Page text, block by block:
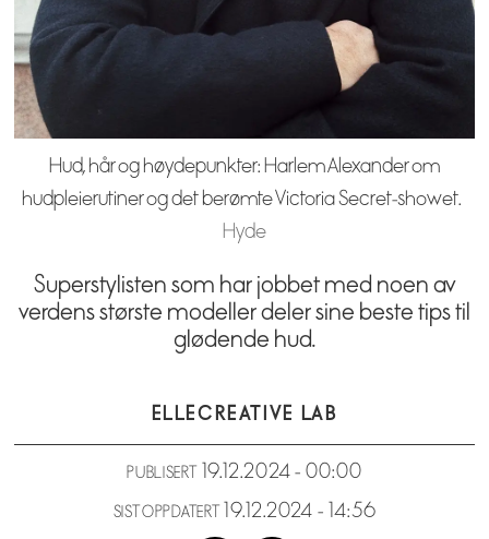
Hud, hår og høydepunkter: Harlem Alexander om
hudpleierutiner og det berømte Victoria Secret-showet.
Hyde
Superstylisten som har jobbet med noen av
verdens største modeller deler sine beste tips til
glødende hud.
ELLECREATIVE LAB
PUBLISERT 19.12.2024 - 00:00
SIST OPPDATERT 19.12.2024 - 14:56